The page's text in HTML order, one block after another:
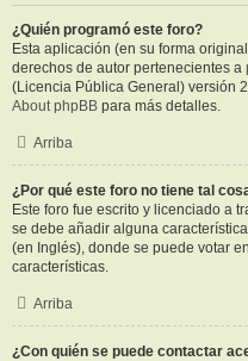
¿Quién programó este foro?
Esta aplicación (en su forma
derechos de autor pertenecientes a
(Licencia Pública General) versión
About phpBB para más detalles.
Arriba
¿Por qué este foro no tiene tal
Este foro fue escrito y licenciado a
se debe añadir alguna
(en Inglés), donde se puede votar
características.
Arriba
¿Con quién se puede contactar